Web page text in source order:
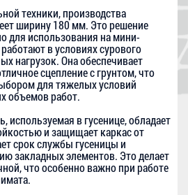
техники, производства
ширину 180 мм. Это решение
для использования на мини-
в условиях сурового
нагрузок. Она обеспечивает
сцепление с грунтом, что
для тяжелых условий
объемов работ.
используемая в гусенице, обладает
и защищает каркас от
срок службы гусеницы и
закладных элементов. Это делает
что особенно важно при работе